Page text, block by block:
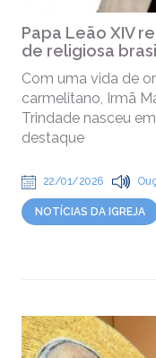
Papa Leão XIV
de religiosa
Com uma vida de
carmelitano, Irmã
Trindade nasceu
destaque
22/01/2026
NOTÍCIAS DA IGREJA